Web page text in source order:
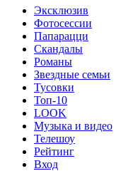
Эксклюзив
Фотосессии
Папарацци
Скандалы
Романы
Звездные семьи
Тусовки
Топ-10
LOOK
Музыка и видео
Телешоу
Рейтинг
Вход